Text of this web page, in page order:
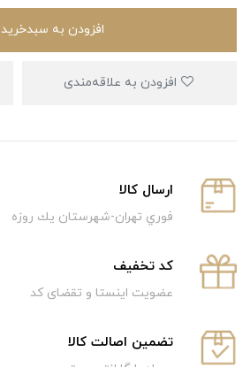
افزودن به سبدخرید
ارسال كالا
فوري تهران-شهرستان يك روزه
كد تخفيف
عضویت اینستا و تقضای کد
تضمین اصالت کالا